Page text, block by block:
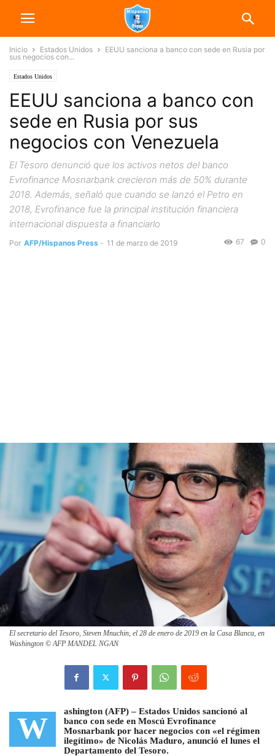
Inicio Estados Unidos
EEUU sanciona a banco con sede en Rusia por
sus negocios con...
Estados Unidos
EEUU sanciona a banco con
sede en Rusia por sus
negocios con Venezuela
El Tesoro denunció que los activos netos del banco
Evrofinance Mosnarbank crecieron más de 50% durante
2018. Además, señaló que cuando se lanzó el Petro en
2018, Evrofinance fue la principal institución financiera
internacional dispuesta a financiarlo
Por AFP/Hispanos Press - 11 de marzo de 2019 0
67
El secretario del Tesoro, Steven Mnuchin, el 28 de enero de 2019 en la Casa Blanca, en
Washington © AFP MANDEL NGAN
W ashington (AFP) – Estados Unidos sancionó al
banco con sede en Moscú Evrofinance
Mosnarbank por hacer negocios con «el régimen
ilegítimo» de Nicolás Maduro, anunció el lunes el
Departamento del Tesoro.